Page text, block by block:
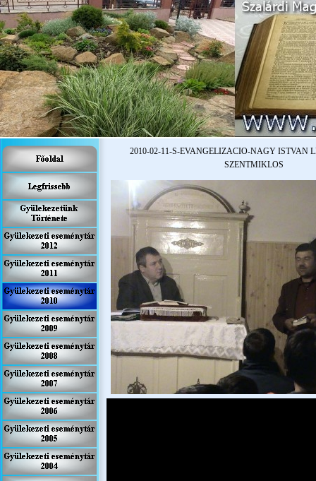
2010-02-11-S-EVANGELIZACIO-NAGY ISTVAN
SZENTMIKLOS